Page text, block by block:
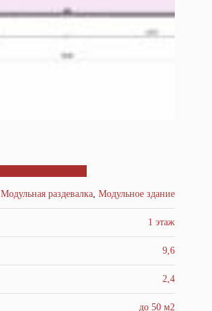
Модульная раздевалка,Модульное здание
1 этаж
9,6
2,4
до 50 м2